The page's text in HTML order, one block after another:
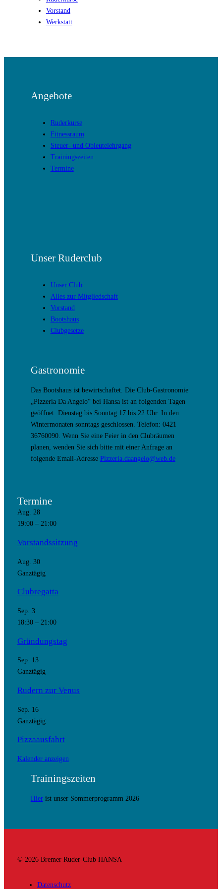
Vorstand
Werkstatt
Angebote
Ruderkurse
Fitnessraum
Steuer- und Obleutelehrgang
Trainingszeiten
Termine
Unser Ruderclub
Unser Club
Alles zur Mitgliedschaft
Vorstand
Bootshaus
Clubgesetze
Gastronomie
Das Bootshaus ist bewirtschaftet. Die Club-Gastronomie
„Pizzeria Da Angelo“ bei Hansa ist an folgenden Tagen
geöffnet: Dienstag bis Sonntag 17 bis 22 Uhr. In den
Wintermonaten sonntags geschlossen. Telefon: 0421
36760090. Wenn Sie eine Feier in den Clubräumen
planen, wenden Sie sich bitte mit einer Anfrage an
folgende Email-Adresse Pizzeria.daangelo@web.de
Termine
Aug. 28
19:00– 21:00
Vorstandssitzung
Aug. 30
Ganztägig
Clubregatta
Sep. 3
18:30– 21:00
Gründungstag
Sep. 13
Ganztägig
Rudern zur Venus
Sep. 16
Ganztägig
Pizzaausfahrt
Kalender anzeigen
Trainingszeiten
Hierist unser Sommerprogramm 2026
© 2026 Bremer Ruder-Club HANSA
Datenschutz